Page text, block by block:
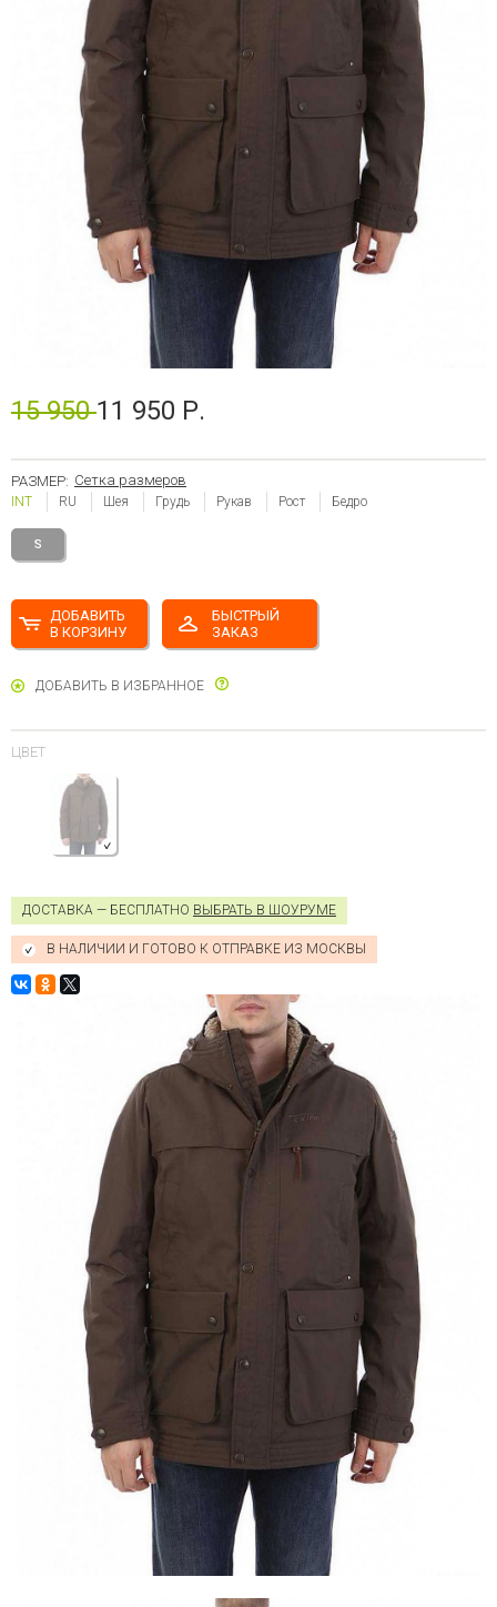
15 95011 950 Р.
РАЗМЕР: Сетка размеров
INT RU Шея Грудь Рукав Рост Бедро
S
ДОБАВИТЬ
В КОРЗИНУ
БЫСТРЫЙ
ЗАКАЗ
ДОБАВИТЬ В ИЗБРАННОЕ
ЦВЕТ
ДОСТАВКА — БЕСПЛАТНО ВЫБРАТЬ В ШОУРУМЕ
В НАЛИЧИИ И ГОТОВО К ОТПРАВКЕ ИЗ МОСКВЫ